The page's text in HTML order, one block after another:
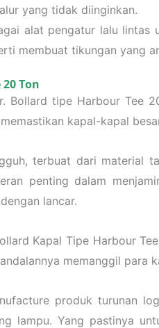
yang tidak diinginkan.
alat pengatur lalu
membuat tikungan yang
Ton
Bollard tipe Harbour Tee
kapal-kapal
terbuat dari material
penting dalam
lancar.
Kapal Tipe Harbour
memanggil
produk turunan
lampu. Yang pastinya